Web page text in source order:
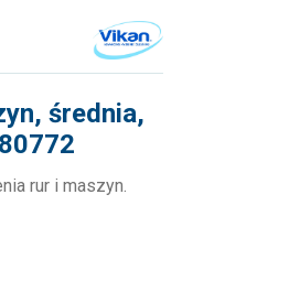
średnia,
rur i maszyn.